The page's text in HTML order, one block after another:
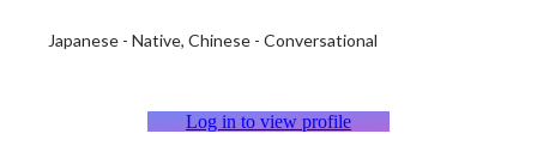
Japanese - Native Chinese - Conversational
Log in to view profile